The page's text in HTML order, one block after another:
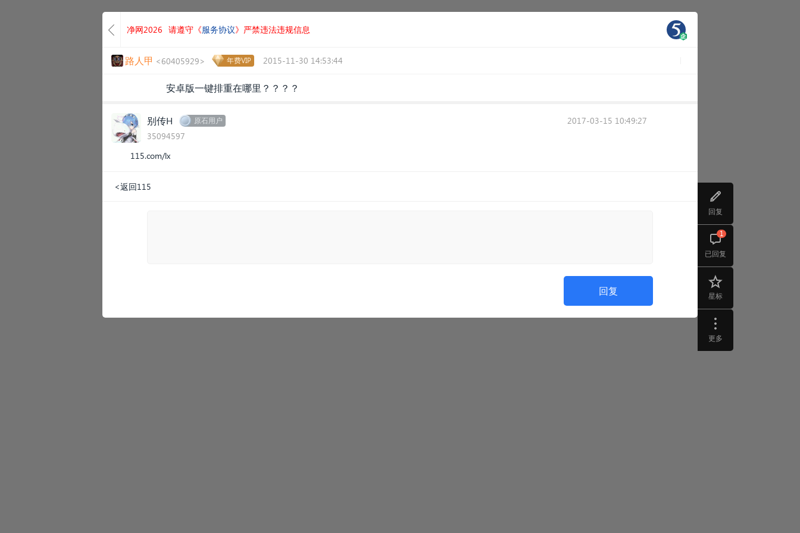
回复
已回复
1
星标
更多
净网2026 请遵守《服务协议》严禁违法违规信息
路人甲 <60405929> 年费VIP 2015-11-30 14:53:44
安卓版一键排重在哪里？？？？
别传H 原石用户
35094597
2017-03-15 10:49:27
115.com/lx
<返回115
回复